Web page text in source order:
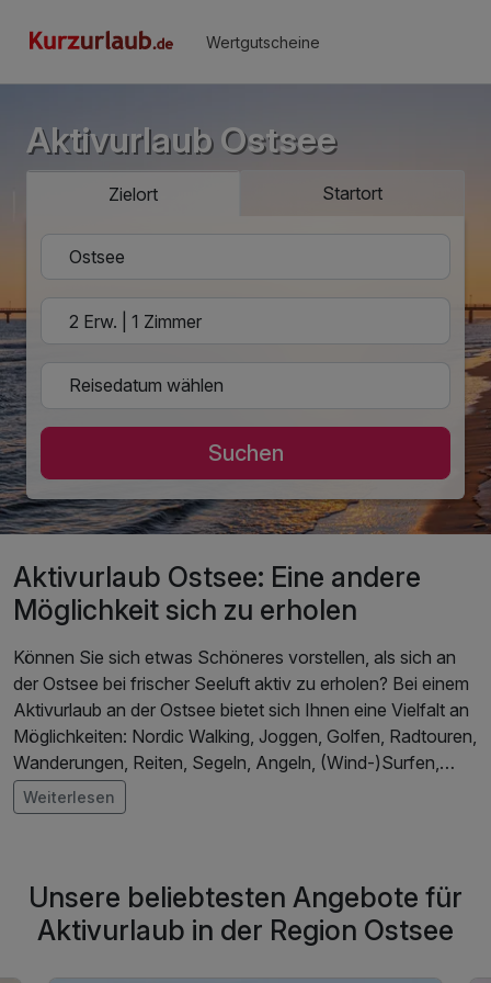
Wertgutscheine
Aktivurlaub Ostsee
Zielort Startort
Suchen
Aktivurlaub Ostsee: Eine andere
Möglichkeit sich zu erholen
Können Sie sich etwas Schöneres vorstellen, als sich an
der Ostsee bei frischer Seeluft aktiv zu erholen? Bei einem
Aktivurlaub an der Ostsee bietet sich Ihnen eine Vielfalt an
Möglichkeiten: Nordic Walking, Joggen, Golfen, Radtouren,
Wanderungen, Reiten, Segeln, Angeln, (Wind-)Surfen,
Wasserski und diverse Ballsportarten direkt am Strand. Die
abwechslungsreiche Landschaft im Nordosten
Wie wäre es mit einer Radtour oder einer Wanderung
einmal entlang der deutschen Ostseeküste? Auf dieser
Weiterlesen
Unsere beliebtesten Angebote für
Aktivurlaub in der Region Ostsee